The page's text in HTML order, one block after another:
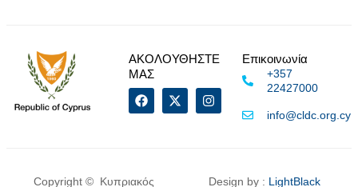
ΑΚΟΛΟΥΘΗΣΤΕ
ΜΑΣ
Επικοινωνία
+357
22427000
info@cldc.org.cy
Copyright © Κυπριακός Design by : LightBlack